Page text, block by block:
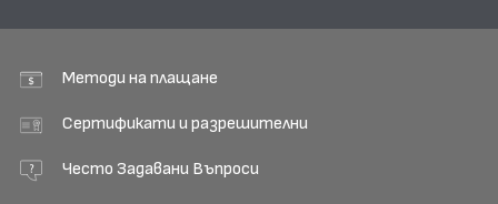
Методи на плащане
Сертификати и разрешителни
Често Задавани Въпроси